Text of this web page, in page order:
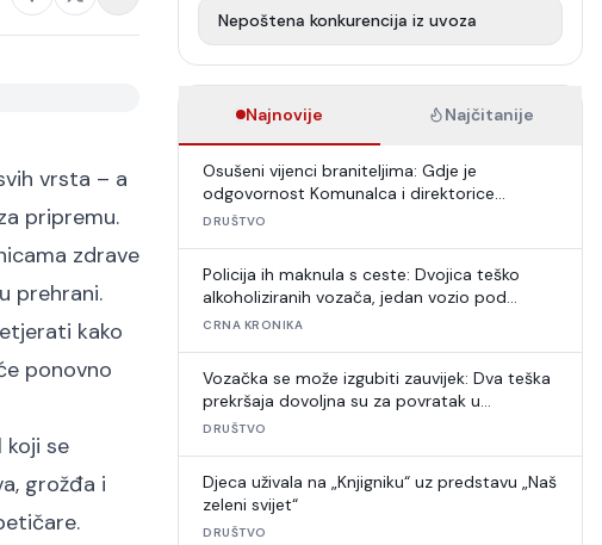
vrsta – a
pripremu.
zdrave
prehrani.
kako
ponovno
se
grožđa i
Nepoštena konkurencija iz uvoza
Najnovije Najčitanije
Osušeni vijenci braniteljima: Gdje je
odgovornost Komunalca i direktorice
Puntarić?
DRUŠTVO
Policija ih maknula s ceste: Dvojica teško
alkoholiziranih vozača, jedan vozio pod
zabranom
CRNA KRONIKA
Vozačka se može izgubiti zauvijek: Dva teška
prekršaja dovoljna su za povratak u
autoškolu
DRUŠTVO
Djeca uživala na „Knjigniku“ uz predstavu „Naš
zeleni svijet“
DRUŠTVO